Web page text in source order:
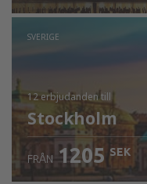
SVERIGE
12 erbjudandentill
Stockholm
FRÅN 1205 SEK